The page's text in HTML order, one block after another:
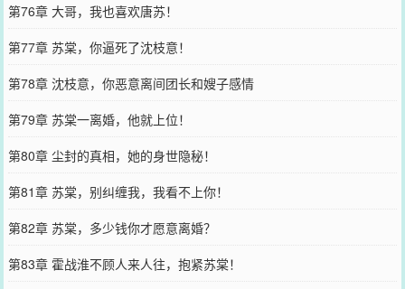
第76章 大哥，我也喜欢唐苏！
第77章 苏棠，你逼死了沈枝意！
第78章 沈枝意，你恶意离间团长和嫂子感情
第79章 苏棠一离婚，他就上位！
第80章 尘封的真相，她的身世隐秘！
第81章 苏棠，别纠缠我，我看不上你！
第82章 苏棠，多少钱你才愿意离婚？
第83章 霍战淮不顾人来人往，抱紧苏棠！